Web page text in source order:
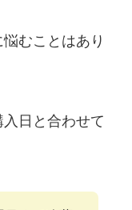
むことはあり
日と合わせて